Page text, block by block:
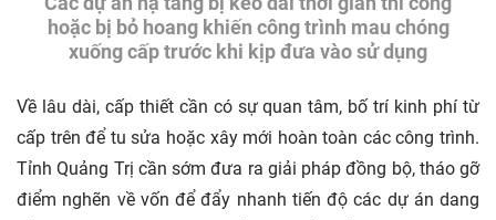
hoặc bị bỏ hoang khiến công trình mau chóng
xuống cấp trước khi kịp đưa vào sử dụng
Về lâu dài, cấp thiết cần có sự quan tâm, bố trí kinh phí từ
cấp trên để tu sửa hoặc xây mới hoàn toàn các công trình.
Tỉnh Quảng Trị cần sớm đưa ra giải pháp đồng bộ, tháo gỡ
điểm nghẽn về vốn để đẩy nhanh tiến độ các dự án dang